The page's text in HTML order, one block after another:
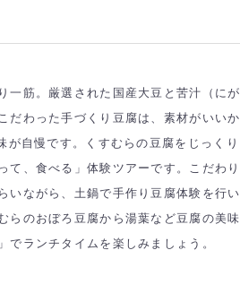
一筋。厳選された国産大豆と苦汁（にが
だわった手づくり豆腐は、素材がいいか
が自慢です。くすむらの豆腐をじっくり
て、食べる」体験ツアーです。こだわり
いながら、土鍋で手作り豆腐体験を行い
らのおぼろ豆腐から湯葉など豆腐の美味
でランチタイムを楽しみましょう。